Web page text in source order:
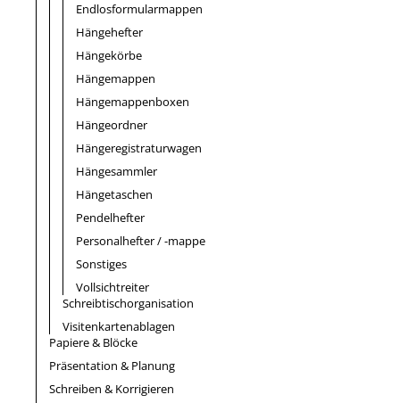
Endlosformularmappen
Hängehefter
Hängekörbe
Hängemappen
Hängemappenboxen
Hängeordner
Hängeregistraturwagen
Hängesammler
Hängetaschen
Pendelhefter
Personalhefter / -mappe
Sonstiges
Vollsichtreiter
Schreibtischorganisation
Visitenkartenablagen
Papiere & Blöcke
Präsentation & Planung
Schreiben & Korrigieren